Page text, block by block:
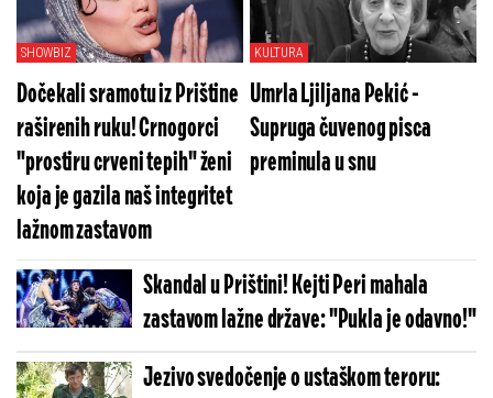
SHOWBIZ
Dočekali sramotu iz Prištine
raširenih ruku! Crnogorci
"prostiru crveni tepih" ženi
koja je gazila naš integritet
lažnom zastavom
KULTURA
Umrla Ljiljana Pekić -
Supruga čuvenog pisca
preminula u snu
Skandal u Prištini! Kejti Peri mahala
zastavom lažne države: "Pukla je odavno!"
Jezivo svedočenje o ustaškom teroru: